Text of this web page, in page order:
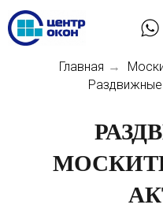
Главная →